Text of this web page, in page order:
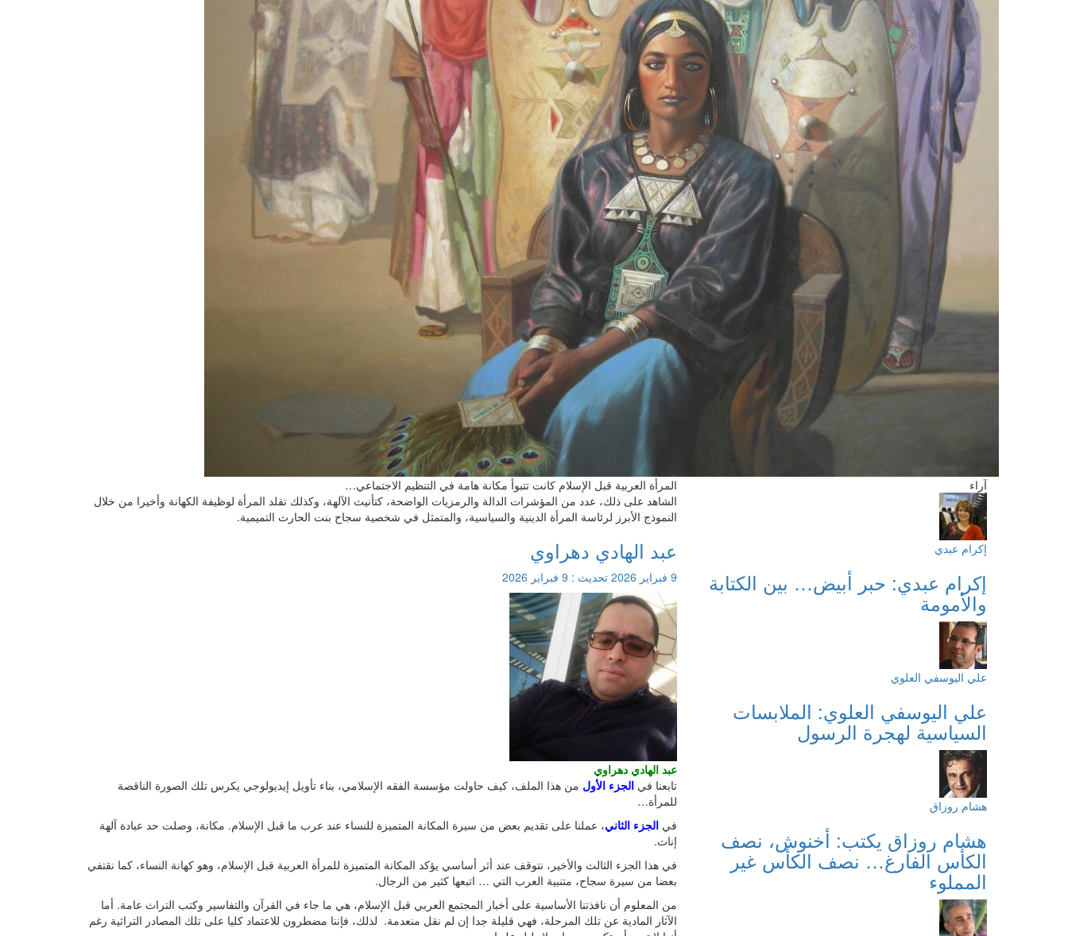
المرأة العربية قبل الإسلام كانت تتبوأ مكانة هامة في التنظيم الاجتماعي…
الشاهد على ذلك، عدد من المؤشرات الدالة والرمزيات الواضحة، كتأنيث الآلهة، وكذلك تقلد المرأة لوظيفة الكهانة وأخيرا من خلال
النموذج الأبرز لرئاسة المرأة الدينية والسياسية، والمتمثل في شخصية سجاح بنت الحارث التميمية.
عبد الهادي دهراوي
9 فبراير 2026 تحديث : 9 فبراير 2026
عبد الهادي دهراوي
تابعنا في الجزء الأول من هذا الملف، كيف حاولت مؤسسة الفقه الإسلامي، بناء تأويل إيديولوجي يكرس تلك الصورة الناقصة
للمرأة…
في الجزء الثاني، عملنا على تقديم بعض من سيرة المكانة المتميزة للنساء عند عرب ما قبل الإسلام. مكانة، وصلت حد عبادة آلهة
إناث.
في هذا الجزء الثالث والأخير، نتوقف عند أثر أساسي يؤكد المكانة المتميزة للمرأة العربية قبل الإسلام، وهو كهانة النساء، كما نقتفي
بعضا من سيرة سجاح، متنبية العرب التي … اتبعها كثير من الرجال.
من المعلوم أن نافذتنا الأساسية على أخبار المجتمع العربي قبل الإسلام، هي ما جاء في القرآن والتفاسير وكتب التراث عامة. أما
الآثار المادية عن تلك المرحلة، فهي قليلة جدا إن لم نقل منعدمة. لذلك، فإننا مضطرون للاعتماد كليا على تلك المصادر التراثية رغم
آراء
إكرام عبدي
إكرام عبدي: حبر أبيض… بين الكتابة
والأمومة
علي اليوسفي العلوي
علي اليوسفي العلوي: الملابسات
السياسية لهجرة الرسول
هشام روزاق
هشام روزاق يكتب: أخنوش، نصف
الكأس الفارغ… نصف الكأس غير
المملوء